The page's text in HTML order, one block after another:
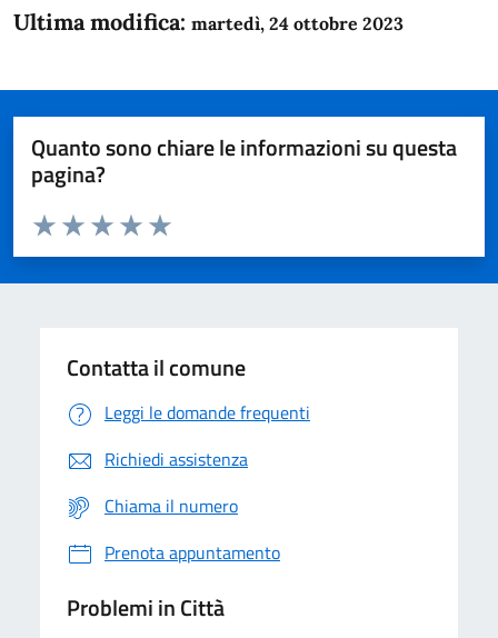
Ultima modifica: martedì, 24 ottobre 2023
Quanto sono chiare le informazioni su questa
pagina?
Domanda
Valuta da 1 a 5 stelle la pagina
Valuta 5 stelle su 5
Valuta 4 stelle su 5
Valuta 3 stelle su 5
Valuta 2 stelle su 5
Valuta 1 stelle su 5
Contatta il comune
Leggi le domande frequenti
Richiedi assistenza
Chiama il numero
Prenota appuntamento
Problemi in Città